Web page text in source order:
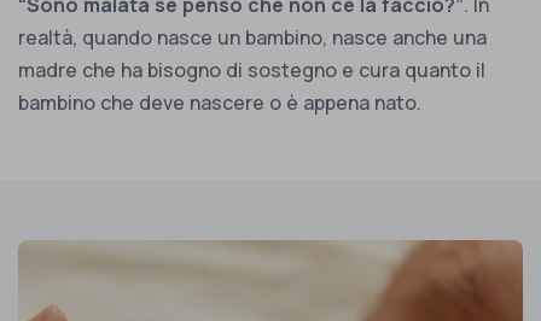
realtà, quando nasce un bambino, nasce anche una
madre che ha bisogno di sostegno e cura quanto il
bambino che deve nascere o è appena nato.